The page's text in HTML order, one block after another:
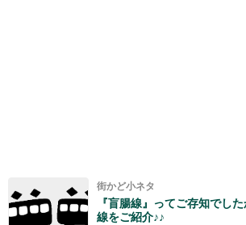
街かど小ネタ
『盲腸線』ってご存知でし
線をご紹介♪♪